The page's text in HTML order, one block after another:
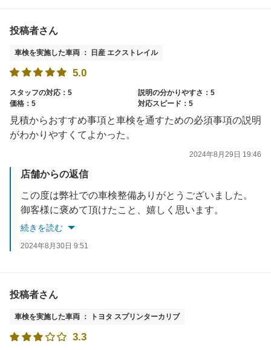
投稿者さん
車検を実施した車両 ： 日産 エクストレイル
5.0
スタッフの対応：5
説明の分かりやすさ：5
価格：5
対応スピード：5
見積からおすすめ事項と車検を通すための必須事項の説明
がわかりやすくてよかった。
2024年8月29日 19:46
店舗からの返信
この度は弊社での車検整備ありがとうございました。
御客様に褒めて頂けたこと、嬉しく思います。
これからも、御客様の大切な御愛車整備をお任せ頂ける様
続きを読む
2024年8月30日 9:51
投稿者さん
車検を実施した車両 ： トヨタ スプリンターカリブ
3.3